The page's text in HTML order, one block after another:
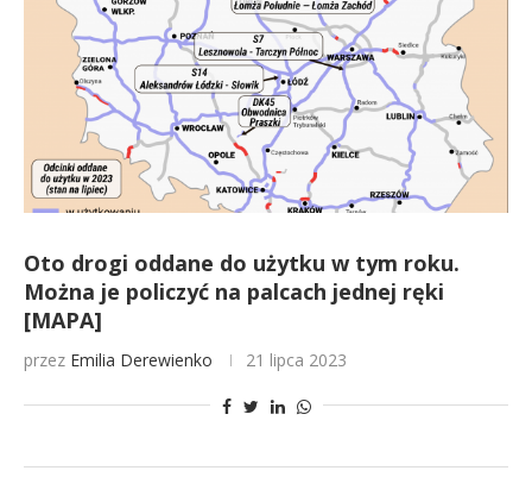
Oto drogi oddane do użytku w tym roku.
Można je policzyć na palcach jednej ręki
[MAPA]
przez Emilia Derewienko 21 lipca 2023